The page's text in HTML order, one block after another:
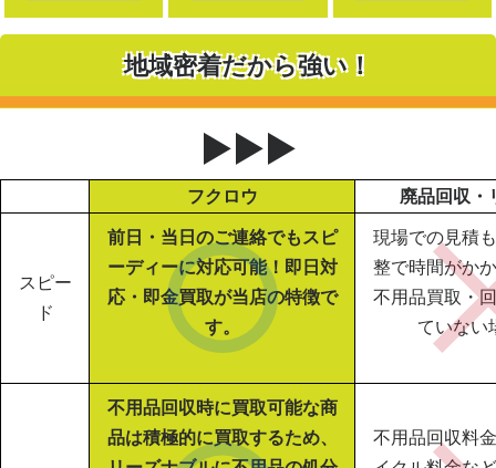
地域密着だから強い！
▶▶▶
フクロウ 廃品回収・
スピー
ド
前日・当日のご連絡でもスピ
ーディーに対応可能！即日対
応・即金買取が当店の特徴で
す。
現場での見積
整で時間がか
不用品買取・
ていない
不用品回収時に買取可能な商
品は積極的に買取するため、
不用品回収料